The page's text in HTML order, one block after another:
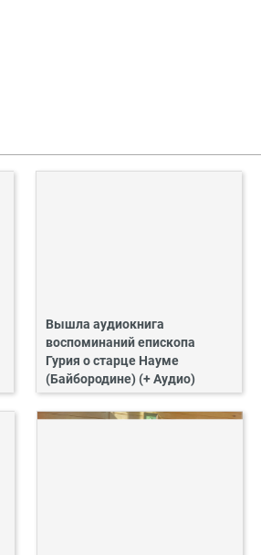
Вышла аудиокнига
воспоминаний епископа
Гурия о старце Науме
(Байбородине) (+ Аудио)